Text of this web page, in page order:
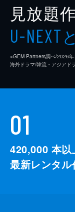
見放題
U-NEXT
※GEM Partners調べ/2026
海外ドラマ/韓流・アジアド
01
420,000 本以
最新レンタル